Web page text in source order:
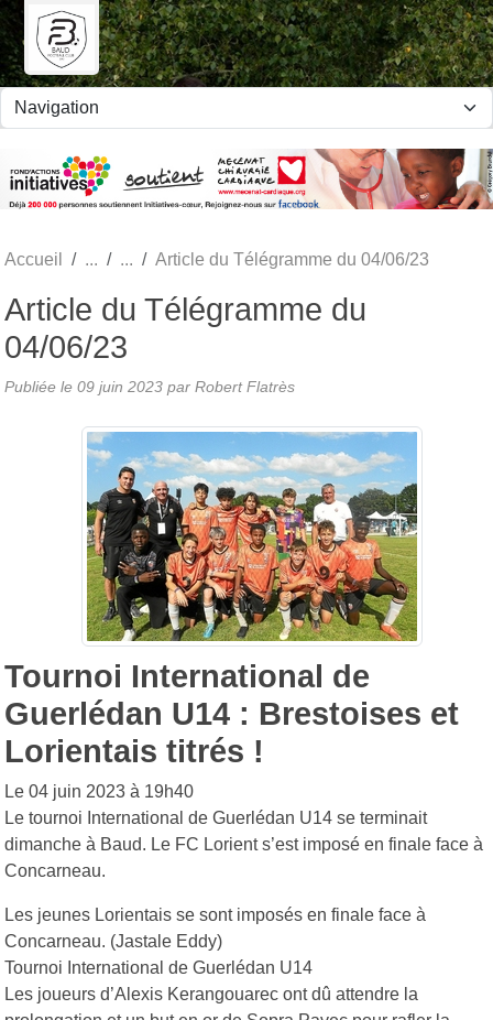
Accueil Article du Télégramme du 04/06/23
Article du Télégramme du
04/06/23
Publiée le 09 juin 2023 par Robert Flatrès
Tournoi International de
Guerlédan U14 : Brestoises et
Lorientais titrés !
Le 04 juin 2023 à 19h40
Le tournoi International de Guerlédan U14 se terminait
dimanche à Baud. Le FC Lorient s’est imposé en finale face à
Concarneau.
Les jeunes Lorientais se sont imposés en finale face à
Concarneau. (Jastale Eddy)
Tournoi International de Guerlédan U14
Les joueurs d’Alexis Kerangouarec ont dû attendre la
Panneau de gestion des cookies